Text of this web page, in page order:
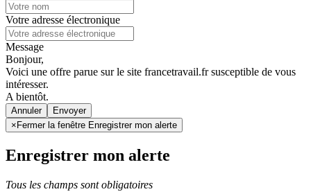
Votre adresse électronique
Message
Bonjour,
Voici une offre parue sur le site francetravail.fr susceptible de vous
intéresser.
A bientôt.
Annuler
× Fermer la fenêtre Enregistrer mon alerte
Enregistrer mon alerte
Tous les champs sont obligatoires